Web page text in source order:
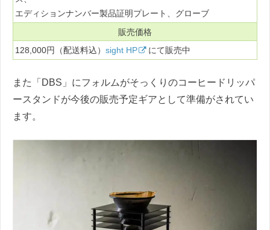
エディションナンバー製品証明プレート、グローブ
販売価格
128,000円（配送料込） sight HP にて販売中
また「DBS」にフォルムがそっくりのコーヒードリッパ
ースタンドが今後の販売予定ギアとして準備がされてい
ます。